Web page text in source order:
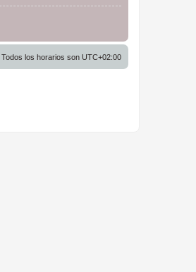
Todos los horarios son UTC+02:00